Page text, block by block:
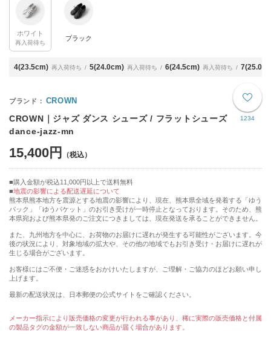
ホワイト
再入荷待ち
ブラック
4(23.5cm) 再入荷待ち 5(24.0cm) 再入荷待ち 6(24.5cm) 再入荷待ち
1234
CROWN
CROWN｜ジャズ ダンス シューズ / フラットシューズ
dance-jazz-mn
15,400円
購入金額が税込11,000円以上で送料無料
地震の影響による配送遅延について
熊本県熊本地方を震源とする地震の影響により、現在、熊本県全域を発着する「ゆう
パック」「ゆうパケット」のお引き受けが一時停止となっております。そのため、熊
本県宛および熊本県発のご注文につきましては、現在発送を承ることができません。
また、九州地方を中心に、お荷物のお届けに遅れが発生する可能性がございます。今
後の状況により、対象地域の拡大や、その他の地域でもお引き受け・お届けに遅れが
生じる場合がございます。
お客様にはご不便・ご迷惑をおかけいたしますが、ご理解・ご協力のほどお願い申し
上げます。
最新の配送状況は、日本郵便の公式サイトをご確認ください。
メーカー指示により販売価格の変更が行われる事があり、稀に実際の販売価格と付属
の製品タグの金額が一致しない商品が届く場合があります。